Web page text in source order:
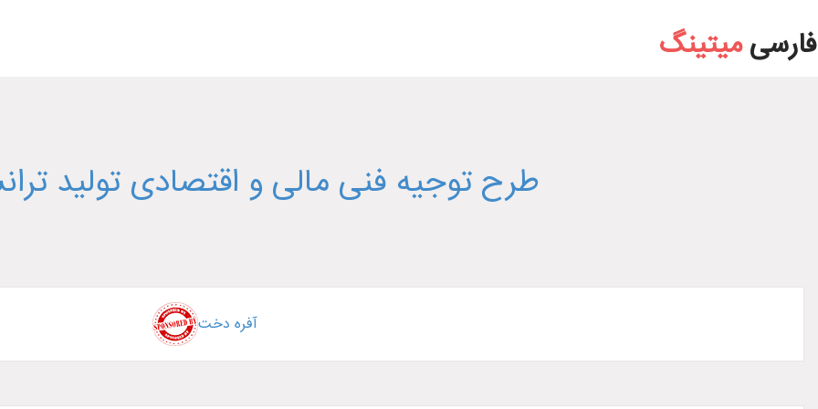
طرح توجیه فنی مالی و اقتصادی تولید ترانس مهتابی
فارسیمیتینگ
طرح توجیه فنی مالی و اقتصادی تولید
آفره دخت